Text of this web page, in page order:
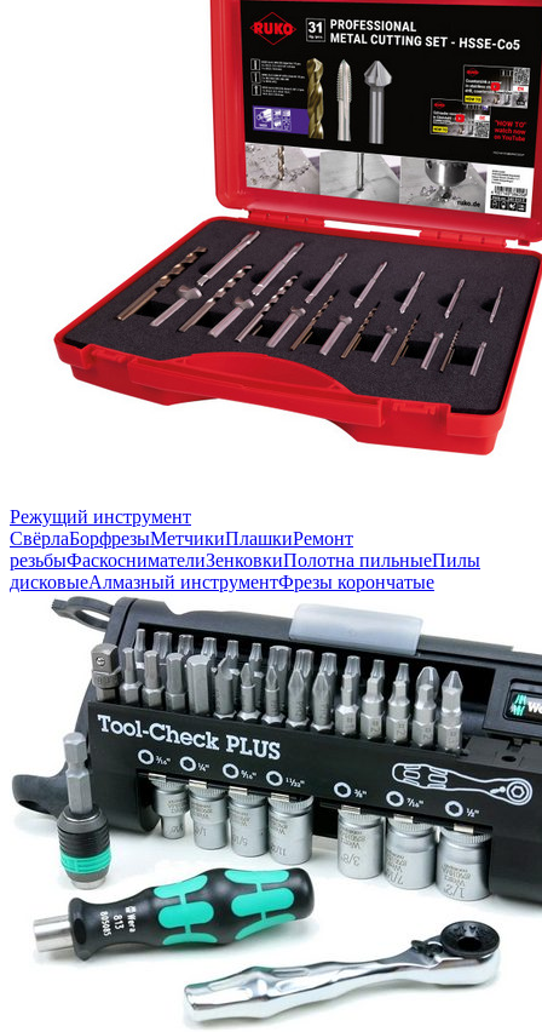
Режущий инструмент
СвёрлаБорфрезыМетчикиПлашкиРемонт
резьбыФаскоснимателиЗенковкиПолотна пильныеПилы
дисковыеАлмазный инструментФрезы корончатые